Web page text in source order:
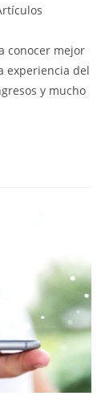
conocer mejor
experiencia del
y mucho